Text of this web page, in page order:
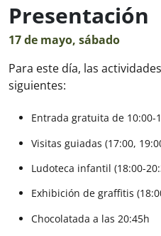
Presentación
17 de mayo, sábado
Para este día, las
siguientes:
Entrada gratuita de 10:00-
Visitas guiadas (17:00,
Ludoteca infantil (18:00-
Exhibición de graffitis
Chocolatada a las 20:45h